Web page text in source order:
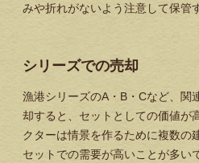
みや折れがないよう注意して保管
シリーズでの売却
漁港シリーズのA・B・Cなど、関
却すると、セットとしての価値が
クターは情景を作るために複数の
セットでの需要が高いことが多い